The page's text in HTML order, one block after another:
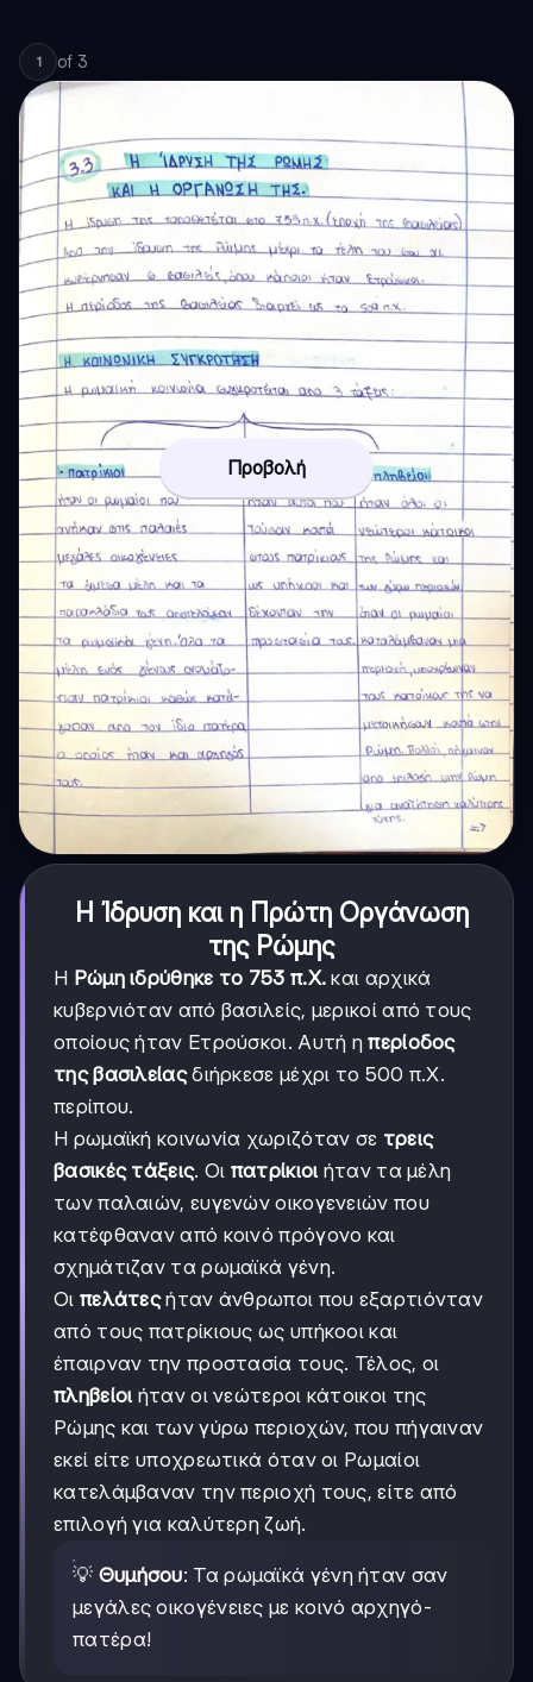
1 of 3
Προβολή
Η Ίδρυση και η Πρώτη Οργάνωση
της Ρώμης
Η Ρώμη ιδρύθηκε το 753 π.Χ. και αρχικά
κυβερνιόταν από βασιλείς, μερικοί από τους
οποίους ήταν Ετρούσκοι. Αυτή ηπερίοδος
της βασιλείαςδιήρκεσε μέχρι το 500 π.Χ.
περίπου.
Η ρωμαϊκή κοινωνία χωριζόταν σε τρεις
βασικές τάξεις. Οι πατρίκιοι ήταν τα μέλη
των παλαιών, ευγενών οικογενειών που
κατέφθαναν από κοινό πρόγονο και
σχημάτιζαν τα ρωμαϊκά γένη.
Οι πελάτεςήταν άνθρωποι που εξαρτιόνταν
από τους πατρίκιους ως υπήκοοι και
έπαιρναν την προστασία τους. Τέλος, οι
πληβείοι ήταν οι νεώτεροι κάτοικοι της
Ρώμης και των γύρω περιοχών, που πήγαιναν
εκεί είτε υποχρεωτικά όταν οι Ρωμαίοι
κατελάμβαναν την περιοχή τους, είτε από
επιλογή για καλύτερη ζωή.
💡 Θυμήσου: Τα ρωμαϊκά γένη ήταν σαν
μεγάλες οικογένειες με κοινό αρχηγό-
πατέρα!